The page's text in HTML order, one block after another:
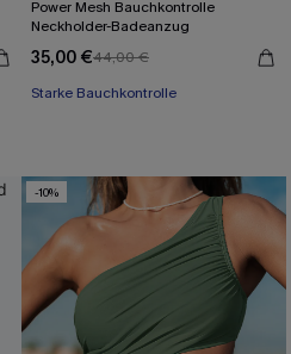
Power Mesh Bauchkontrolle
Neckholder-Badeanzug
35,00 €44,00 €
Starke Bauchkontrolle
-10%